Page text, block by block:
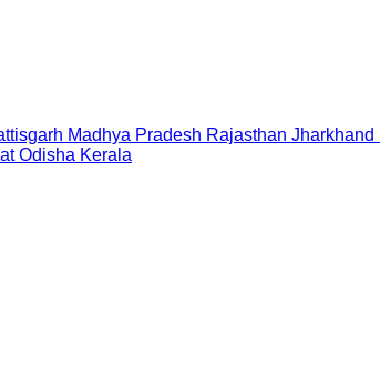
Madhya Pradesh Rajasthan Jharkhand
Odisha Kerala